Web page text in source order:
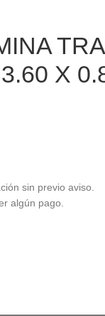
X
sin previo aviso.
algún pago.